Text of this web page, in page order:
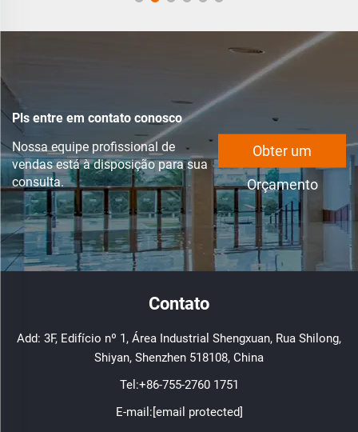
Pls entre em contato conosco
Nossa equipe profissional de
vendas está à disposição para sua
consulta.
Obter um
Orçamento
Contato
Add: 3F, Edifício nº 1, Área Industrial Shengxuan, Rua Shilong,
Shiyan, Shenzhen 518108, China
Tel:+86-755-2760 1751
E-mail:[email protected]